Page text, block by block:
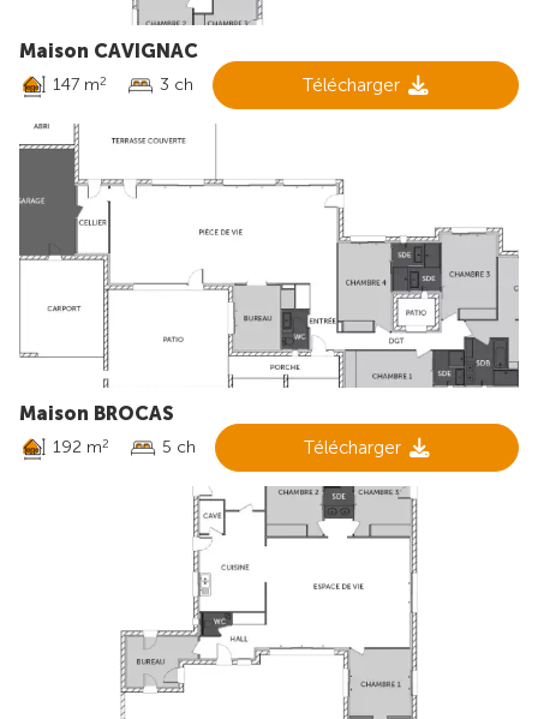
Maison CAVIGNAC
147 m2 3 ch Télécharger
Maison BROCAS
192 m2 5 ch Télécharger